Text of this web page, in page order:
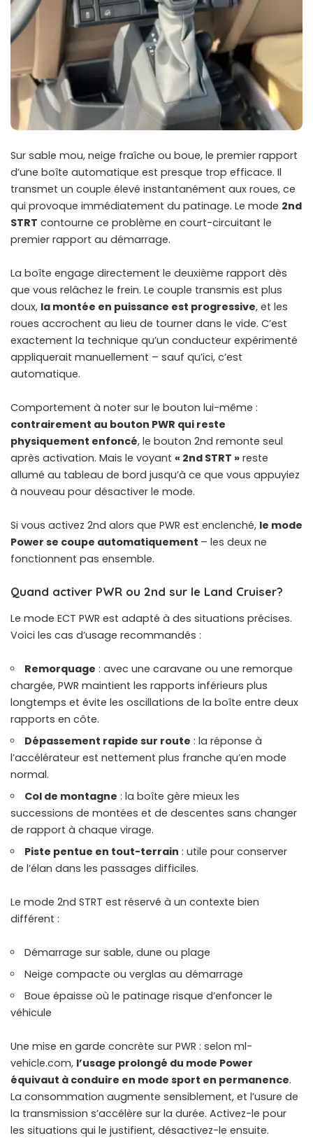
Sur sable mou, neige fraîche ou boue, le premier rapport
d’une boîte automatique est presque trop efficace. Il
transmet un couple élevé instantanément aux roues, ce
qui provoque immédiatement du patinage. Le mode 2nd
STRT contourne ce problème en court-circuitant le
premier rapport au démarrage.
La boîte engage directement le deuxième rapport dès
que vous relâchez le frein. Le couple transmis est plus
doux, la montée en puissance est progressive, et les
roues accrochent au lieu de tourner dans le vide. C’est
exactement la technique qu’un conducteur expérimenté
appliquerait manuellement – sauf qu’ici, c’est
automatique.
Comportement à noter sur le bouton lui-même :
contrairement au bouton PWR qui reste
physiquement enfoncé, le bouton 2nd remonte seul
après activation. Mais le voyant « 2nd STRT » reste
allumé au tableau de bord jusqu’à ce que vous appuyiez
à nouveau pour désactiver le mode.
Si vous activez 2nd alors que PWR est enclenché, le mode
Power se coupe automatiquement – les deux ne
fonctionnent pas ensemble.
Quand activer PWR ou 2nd sur le Land Cruiser?
Le mode ECT PWR est adapté à des situations précises.
Voici les cas d’usage recommandés :
Remorquage : avec une caravane ou une remorque
chargée, PWR maintient les rapports inférieurs plus
longtemps et évite les oscillations de la boîte entre deux
rapports en côte.
Dépassement rapide sur route : la réponse à
l’accélérateur est nettement plus franche qu’en mode
normal.
Col de montagne : la boîte gère mieux les
successions de montées et de descentes sans changer
de rapport à chaque virage.
Piste pentue en tout-terrain : utile pour conserver
de l’élan dans les passages difficiles.
Le mode 2nd STRT est réservé à un contexte bien
différent :
Démarrage sur sable, dune ou plage
Neige compacte ou verglas au démarrage
Boue épaisse où le patinage risque d’enfoncer le
véhicule
Une mise en garde concrète sur PWR : selon ml-
vehicle.com, l’usage prolongé du mode Power
équivaut à conduire en mode sport en permanence.
La consommation augmente sensiblement, et l’usure de
la transmission s’accélère sur la durée. Activez-le pour
les situations qui le justifient, désactivez-le ensuite.